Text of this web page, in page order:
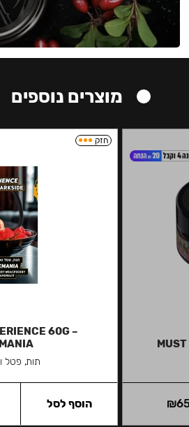
מוצרים נוספים
₪
חזק
60G –
תות, פטל
הוסף לסל